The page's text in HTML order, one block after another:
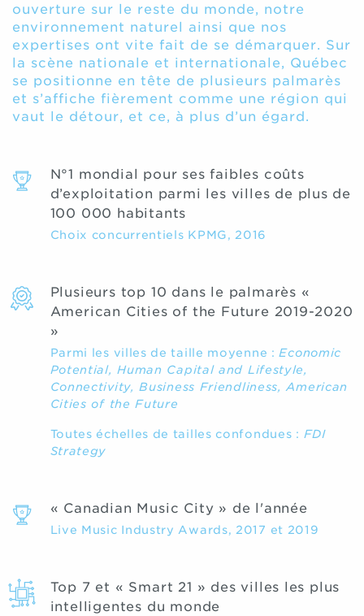
ouverture sur le reste du monde, notre
environnement naturel ainsi que nos
expertises ont vite fait de se démarquer. Sur
la scène nationale et internationale, Québec
se positionne en tête de plusieurs palmarès
et s’affiche fièrement comme une région qui
vaut le détour, et ce, à plus d’un égard.
N°1 mondial pour ses faibles coûts
d’exploitation parmi les villes de plus de
100 000 habitants
Choix concurrentiels KPMG, 2016
Plusieurs top 10 dans le palmarès «
American Cities of the Future 2019-2020
»
Parmi les villes de taille moyenne : Economic
Potential, Human Capital and Lifestyle,
Connectivity, Business Friendliness,American
Cities of the Future
Toutes échelles de tailles confondues : FDI
Strategy
« Canadian Music City » de l'année
Live Music Industry Awards, 2017 et 2019
Top 7 et « Smart 21 » des villes les plus
intelligentes du monde